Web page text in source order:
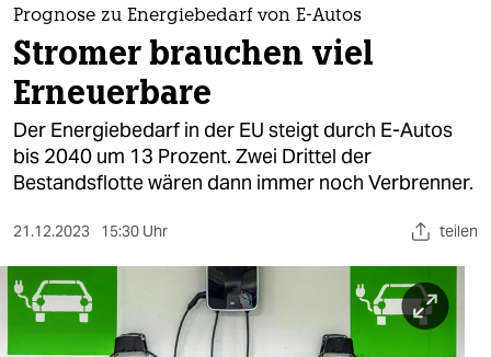
themen
politik
öko
gesellschaft
sport
berlin
Prognose zu Energiebedarf von E-Autos
Stromer brauchen viel
Erneuerbare
Der Energiebedarf in der EU steigt durch E-Autos
bis 2040 um 13 Prozent. Zwei Drittel der
Bestandsflotte wären dann immer noch Verbrenner.
21.12.2023 15:30 Uhr teilen